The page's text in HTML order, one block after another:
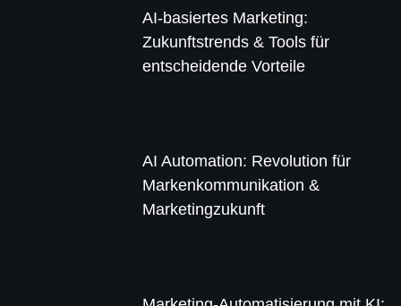
AI-basiertes Marketing:
Zukunftstrends & Tools für
entscheidende Vorteile
AI Automation: Revolution für
Markenkommunikation &
Marketingzukunft